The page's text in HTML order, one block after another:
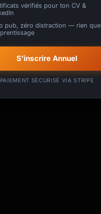
vérifiés pour ton CV &
pub, zéro distraction — rien que
S'inscrire Annuel
PAIEMENT SÉCURISÉ VIA STRIPE